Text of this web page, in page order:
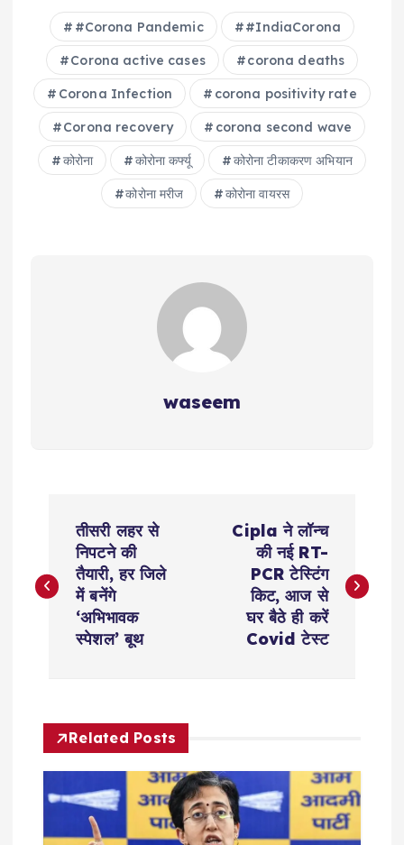
#Corona Pandemic #IndiaCorona
Corona active cases corona deaths
Corona Infection corona positivity rate
Corona recovery corona second wave
कोरोना कोरोना कर्फ्यू कोरोना टीकाकरण अभ‍ियान
कोरोना मरीज कोरोना वायरस
waseem
s
a
v
तीसरी लहर से
निपटने की
तैयारी, हर जिले
में बनेंगे
‘अभिभावक
स्पेशल’ बूथ
Cipla ने लॉन्च
की नई RT-
PCR टेस्टिंग
किट, आज से
घर बैठे ही करें
Covid टेस्ट
Related Posts